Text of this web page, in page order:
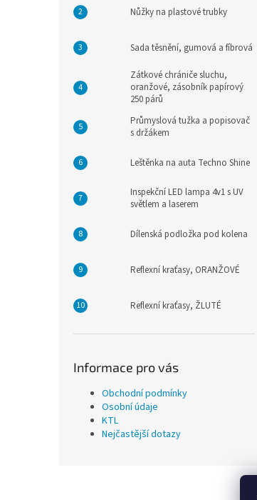
Nůžky na plastové trubky
Sada těsnění, gumová a fíbrová
Zátkové chrániče sluchu,
oranžové, zásobník papírový
250 párů
Průmyslová tužka a popisovač
s držákem
Leštěnka na auta Techno Shine
Inspekční LED lampa 4v1 s UV
světlem a laserem
Dílenská podložka pod kolena
Reflexní kraťasy, ORANŽOVÉ
Reflexní kraťasy, ŽLUTÉ
Informace pro vás
Obchodní podmínky
Osobní údaje
KTL
Nejčastější dotazy